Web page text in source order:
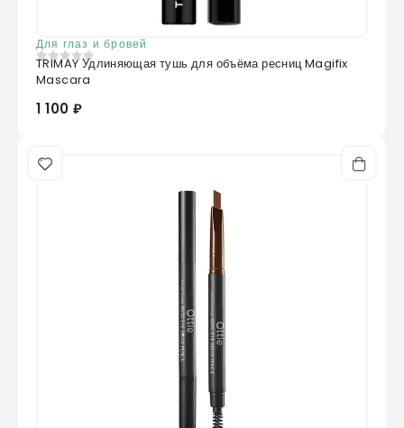
Для глаз и бровей
0из 5
TRIMAY Удлиняющая тушь для объёма ресниц Magifix
Mascara
1 100 ₽